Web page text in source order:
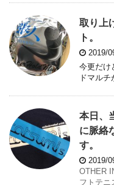
取り上
ト。
2019/
今更だけ
ドマル
本日、
に脈絡
す。
2019/
OTHER
フトテニ